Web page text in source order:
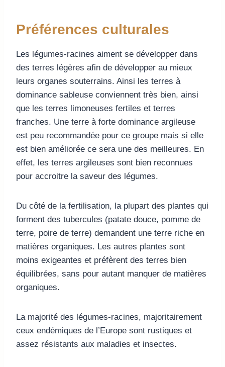
Préférences culturales
Les légumes-racines aiment se développer dans
des terres légères afin de développer au mieux
leurs organes souterrains. Ainsi les terres à
dominance sableuse conviennent très bien, ainsi
que les terres limoneuses fertiles et terres
franches. Une terre à forte dominance argileuse
est peu recommandée pour ce groupe mais si elle
est bien améliorée ce sera une des meilleures. En
effet, les terres argileuses sont bien reconnues
pour accroitre la saveur des légumes.
Du côté de la fertilisation, la plupart des plantes qui
forment des tubercules (patate douce, pomme de
terre, poire de terre) demandent une terre riche en
matières organiques. Les autres plantes sont
moins exigeantes et préfèrent des terres bien
équilibrées, sans pour autant manquer de matières
organiques.
La majorité des légumes-racines, majoritairement
ceux endémiques de l’Europe sont rustiques et
assez résistants aux maladies et insectes.